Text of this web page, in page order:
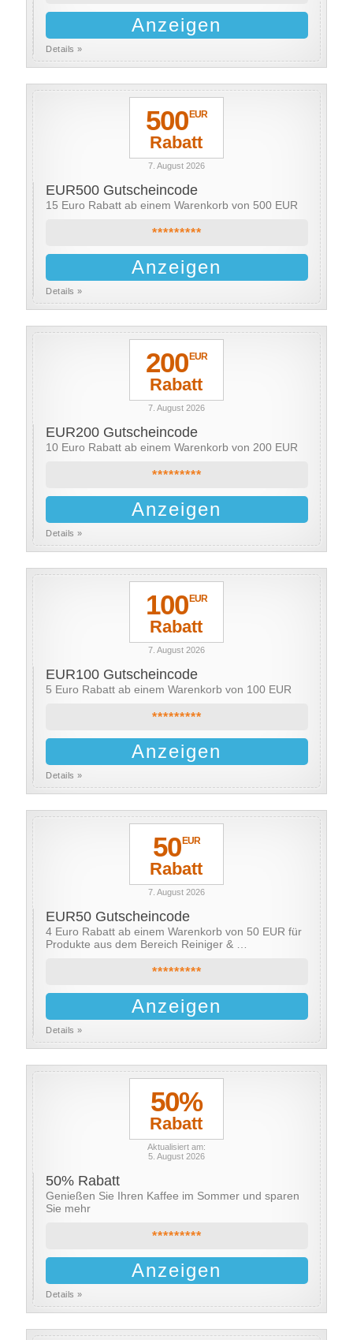
Anzeigen
Details »
500 EUR
Rabatt
7. August 2026
EUR500 Gutscheincode
15 Euro Rabatt ab einem Warenkorb von 500 EUR
*********
Anzeigen
Details »
200 EUR
Rabatt
7. August 2026
EUR200 Gutscheincode
10 Euro Rabatt ab einem Warenkorb von 200 EUR
*********
Anzeigen
Details »
100 EUR
Rabatt
7. August 2026
EUR100 Gutscheincode
5 Euro Rabatt ab einem Warenkorb von 100 EUR
*********
Anzeigen
Details »
50 EUR
Rabatt
7. August 2026
EUR50 Gutscheincode
4 Euro Rabatt ab einem Warenkorb von 50 EUR für
Produkte aus dem Bereich Reiniger & …
*********
Anzeigen
Details »
50%
Rabatt
Aktualisiert am:
5. August 2026
50% Rabatt
Genießen Sie Ihren Kaffee im Sommer und sparen
Sie mehr
*********
Anzeigen
Details »